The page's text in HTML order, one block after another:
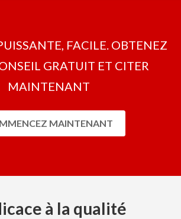
FACILE. OBTENEZ
GRATUIT ET CITER
MAINTENANT
MAINTENANT
à la qualité